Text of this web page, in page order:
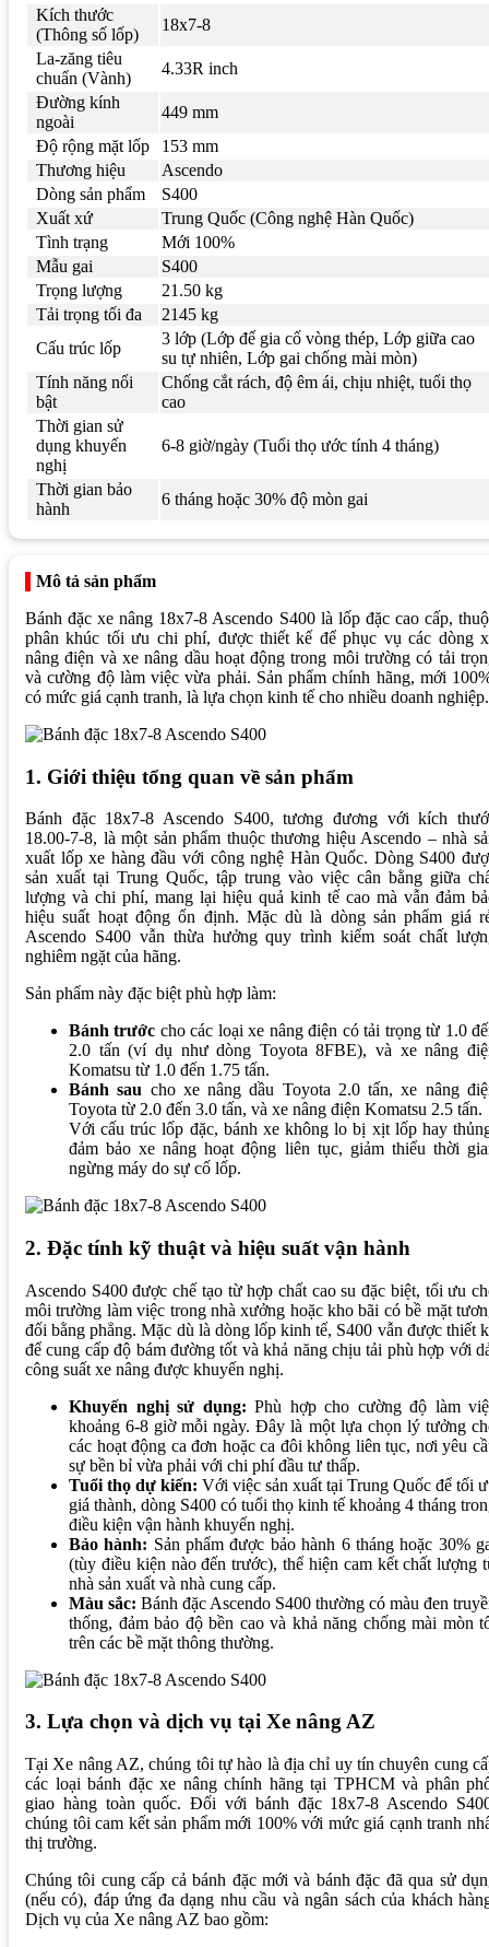
Kích thước
(Thông số lốp)
18x7-8
La-zăng tiêu
chuẩn (Vành)
4.33R inch
Đường kính
ngoài
449 mm
Độ rộng mặt lốp
153 mm
Thương hiệu
Ascendo
Dòng sản phẩm
S400
Xuất xứ
Trung Quốc (Công nghệ Hàn Quốc)
Tình trạng
Mới 100%
Mẫu gai
S400
Trọng lượng
21.50 kg
Tải trọng tối đa
2145 kg
Cấu trúc lốp
3 lớp (Lớp đế gia cố vòng thép, Lớp giữa cao
su tự nhiên, Lớp gai chống mài mòn)
Tính năng nổi
bật
Chống cắt rách, độ êm ái, chịu nhiệt, tuổi thọ
cao
Thời gian sử
dụng khuyến
nghị
6-8 giờ/ngày (Tuổi thọ ước tính 4 tháng)
Thời gian bảo
hành
6 tháng hoặc 30% độ mòn gai
Mô tả sản phẩm
Bánh đặc xe nâng 18x7-8 Ascendo S400 là lốp đặc cao cấp,
phân khúc tối ưu chi phí, được thiết kế để phục vụ các dòng
nâng điện và xe nâng dầu hoạt động trong môi trường có tải
và cường độ làm việc vừa phải. Sản phẩm chính hãng, mới
có mức giá cạnh tranh, là lựa chọn kinh tế cho nhiều doanh nghiệp.
1. Giới thiệu tổng quan về sản phẩm
Bánh đặc 18x7-8 Ascendo S400, tương đương với kích
18.00-7-8, là một sản phẩm thuộc thương hiệu Ascendo – nhà
xuất lốp xe hàng đầu với công nghệ Hàn Quốc. Dòng S400
sản xuất tại Trung Quốc, tập trung vào việc cân bằng giữa
lượng và chi phí, mang lại hiệu quả kinh tế cao mà vẫn đảm
hiệu suất hoạt động ổn định. Mặc dù là dòng sản phẩm giá
Ascendo S400 vẫn thừa hưởng quy trình kiểm soát chất
nghiêm ngặt của hãng.
Sản phẩm này đặc biệt phù hợp làm:
Bánh trước cho các loại xe nâng điện có tải trọng từ 1.0
2.0 tấn (ví dụ như dòng Toyota 8FBE), và xe nâng
Komatsu từ 1.0 đến 1.75 tấn.
Bánh sau cho xe nâng dầu Toyota 2.0 tấn, xe nâng
Toyota từ 2.0 đến 3.0 tấn, và xe nâng điện Komatsu 2.5 tấn.
Với cấu trúc lốp đặc, bánh xe không lo bị xịt lốp hay
đảm bảo xe nâng hoạt động liên tục, giảm thiểu thời
ngừng máy do sự cố lốp.
2. Đặc tính kỹ thuật và hiệu suất vận hành
Ascendo S400 được chế tạo từ hợp chất cao su đặc biệt, tối ưu
môi trường làm việc trong nhà xưởng hoặc kho bãi có bề mặt
đối bằng phẳng. Mặc dù là dòng lốp kinh tế, S400 vẫn được thiết
để cung cấp độ bám đường tốt và khả năng chịu tải phù hợp với
công suất xe nâng được khuyến nghị.
Khuyến nghị sử dụng: Phù hợp cho cường độ làm
khoảng 6-8 giờ mỗi ngày. Đây là một lựa chọn lý tưởng
các hoạt động ca đơn hoặc ca đôi không liên tục, nơi yêu
sự bền bỉ vừa phải với chi phí đầu tư thấp.
Tuổi thọ dự kiến: Với việc sản xuất tại Trung Quốc để tối
giá thành, dòng S400 có tuổi thọ kinh tế khoảng 4 tháng
điều kiện vận hành khuyến nghị.
Bảo hành: Sản phẩm được bảo hành 6 tháng hoặc 30%
(tùy điều kiện nào đến trước), thể hiện cam kết chất lượng
nhà sản xuất và nhà cung cấp.
Màu sắc: Bánh đặc Ascendo S400 thường có màu đen
thống, đảm bảo độ bền cao và khả năng chống mài mòn
trên các bề mặt thông thường.
3. Lựa chọn và dịch vụ tại Xe nâng AZ
Tại Xe nâng AZ, chúng tôi tự hào là địa chỉ uy tín chuyên cung
các loại bánh đặc xe nâng chính hãng tại TPHCM và phân
giao hàng toàn quốc. Đối với bánh đặc 18x7-8 Ascendo
chúng tôi cam kết sản phẩm mới 100% với mức giá cạnh tranh
thị trường.
Chúng tôi cung cấp cả bánh đặc mới và bánh đặc đã qua sử
(nếu có), đáp ứng đa dạng nhu cầu và ngân sách của khách
Dịch vụ của Xe nâng AZ bao gồm: